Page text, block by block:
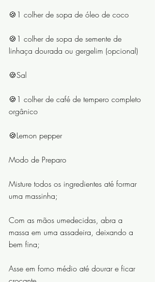
🍪1 colher de sopa de óleo de coco
🍪1 colher de sopa de semente de
linhaça dourada ou gergelim (opcional)
🍪Sal
🍪1 colher de café de tempero completo
orgânico
🍪Lemon pepper
Modo de Preparo
Misture todos os ingredientes até formar
uma massinha;
Com as mãos umedecidas, abra a
massa em uma assadeira, deixando a
bem fina;
Asse em forno médio até dourar e ficar